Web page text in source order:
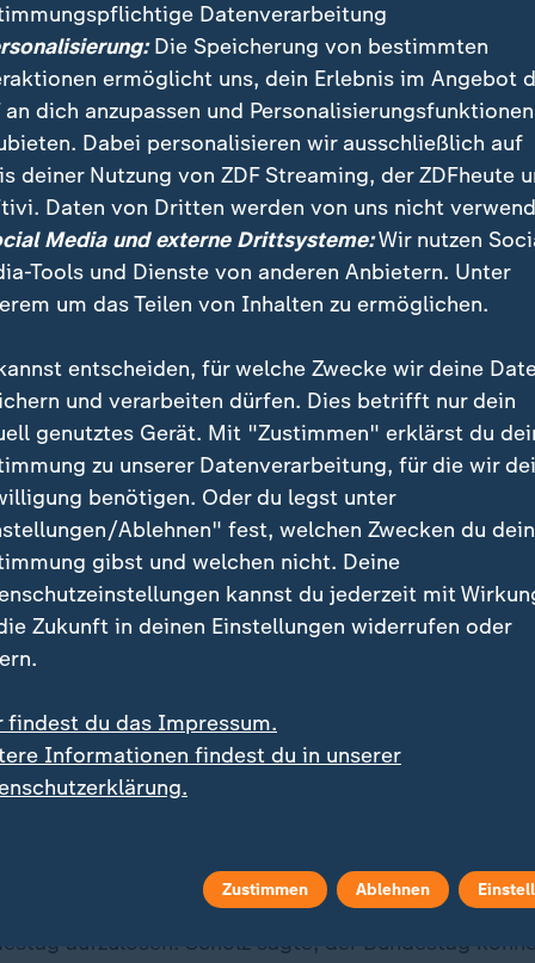
in eine Phase der Unsicherheit. Er habe
einen gemeinsamen Weg Richtung Neuwahlen
Scholz "brüsk" zurückgewiesen.
Aus: Alles im Liveblog
eines gescheiterten Bündnisses
hat zu viel Vertrauen gebrochen
seien weiterhin bereit, für Deutschland
dafür kämpfen dies in einer anderen Koalition
Lindner Vertrauensbrüche vor
im Anschluss an dessen Entlassung in einem
und "fachfremd" agiert zu haben und
des Landes gestellt zu haben. Es gebe keine
um das Wohl des Landes, sondern um das
seiner Partei. Gerade im Angesicht der
Verhalten "vollkommen unverständlich".
Vertrauensfrage
Scholz im Bundestag die Vertrauensfrage stellen -
Parlament ihm gerade nicht das Vertrauen
In diesem Fall kann der Kanzler den
aufzulösen. Scholz sagte, der Bundestag
Datenverarbeitung
Die Speicherung von bestimmten
ermöglicht uns, dein Erlebnis im Angebot
an dich anzupassen und Personalisierungsfunktionen
Dabei personalisieren wir ausschließlich auf
deiner Nutzung von ZDF Streaming, der ZDFheute
Daten von Dritten werden von uns nicht
Media und externe Drittsysteme:Wir nutzen
Tools und Dienste von anderen Anbietern. Unter
um das Teilen von Inhalten zu ermöglichen.
entscheiden, für welche Zwecke wir deine
und verarbeiten dürfen. Dies betrifft nur dein
genutztes Gerät. Mit "Zustimmen" erklärst du
zu unserer Datenverarbeitung, für die wir
benötigen. Oder du legst unter
Ablehnen" fest, welchen Zwecken du
gibst und welchen nicht. Deine
kannst du jederzeit mit
Zukunft in deinen Einstellungen widerrufen oder
findest du das Impressum.
Informationen findest du in unserer
Zustimmen Ablehnen